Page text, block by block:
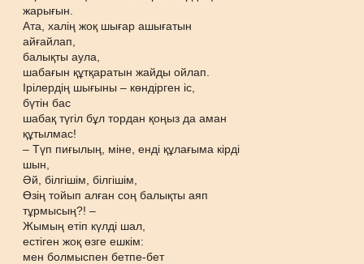
жарығын.
Ата, халің жоқ шығар ашығатын
айғайлап,
балықты аула,
шабағын құтқаратын жайды ойлап.
Ірілердің шығыны – көндірген іс,
бүтін бас
шабақ түгіл бұл тордан қоңыз да аман
құтылмас!
– Түп пиғылың, міне, енді құлағыма кірді
шын,
Әй, білгішім, білгішім,
Өзің тойып алған соң балықты аяп
тұрмысың?! –
Жымың етіп күлді шал,
естіген жоқ өзге ешкім:
мен болмыспен бетпе-бет